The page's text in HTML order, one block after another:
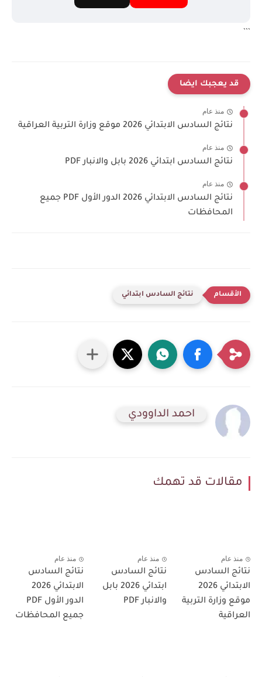
```
قد يعجبك ايضا
منذ عام
نتائج السادس الابتدائي 2026 موقع وزارة التربية العراقية
منذ عام
نتائج السادس ابتدائي 2026 بابل والانبار PDF
منذ عام
نتائج السادس الابتدائي 2026 الدور الأول PDF جميع
المحافظات
نتائج السادس ابتدائي
احمد الداوودي
مقالات قد تهمك
منذ عام
نتائج السادس
الابتدائي 2026
موقع وزارة التربية
العراقية
منذ عام
نتائج السادس
ابتدائي 2026 بابل
والانبار PDF
منذ عام
نتائج السادس
الابتدائي 2026
الدور الأول PDF
جميع المحافظات